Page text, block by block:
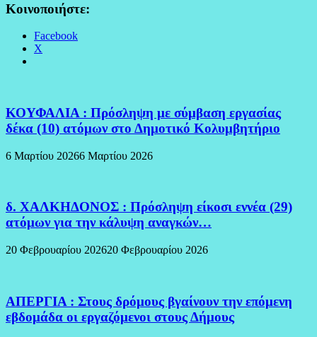
Κοινοποιήστε:
Facebook
X
ΚΟΥΦΑΛΙΑ : Πρόσληψη με σύμβαση εργασίας
δέκα (10) ατόμων στο Δημοτικό Κολυμβητήριο
6 Μαρτίου 20266 Μαρτίου 2026
δ. ΧΑΛΚΗΔΟΝΟΣ : Πρόσληψη είκοσι εννέα (29)
ατόμων για την κάλυψη αναγκών…
20 Φεβρουαρίου 202620 Φεβρουαρίου 2026
ΑΠΕΡΓΙΑ : Στους δρόμους βγαίνουν την επόμενη
εβδομάδα οι εργαζόμενοι στους Δήμους